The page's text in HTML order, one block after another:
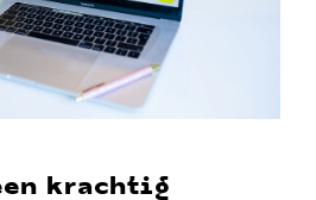
krachtig